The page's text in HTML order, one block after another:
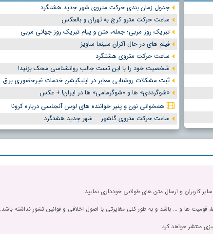
جدول زمان بندی حرکت متروی شهر جدید هشتگرد
ساعت حرکت مترو کرج به تهران و بالعکس
تبریک روز مربی؛ جمله، متن و پیام تبریک روز جهانی مربی
فیلم های در حال اکران سینما ساویز
ساعت حرکت متروی هشتگرد
شخصیت خود را با این تست جالب روانشناسی محک بزنید!
ثبت مشکلات روشنایی معابر در اپلیکیشن خدمات غیرحضوری برق
«شوگرددی» ها و «شوگرمامی» ها در ایران! + عکس
همخوانی نون و پنیر خواننده های لوس آنجلسی درباره کرونا
ساعت حرکت متروی گلشهر – شهر جدید هشتگرد
کاربران و ارسال متن های طولانی خودداری نمایید.
قومیت ها و ... باشد و به طور کلی مغایرتی با اصول اخلاقی و قوانین کشور نداشته باشد.
منتشر خواهد کرد.